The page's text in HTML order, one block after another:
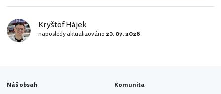
Kryštof Hájek
naposledy aktualizováno20. 07. 2026
Náš obsah Komunita